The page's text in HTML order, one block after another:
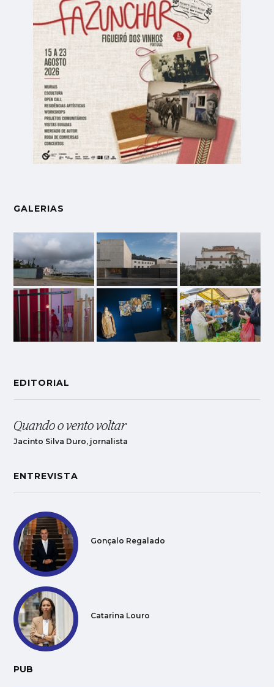
GALERIAS
EDITORIAL
Quando o vento voltar
Jacinto Silva Duro, jornalista
ENTREVISTA
Gonçalo Regalado
Catarina Louro
PUB